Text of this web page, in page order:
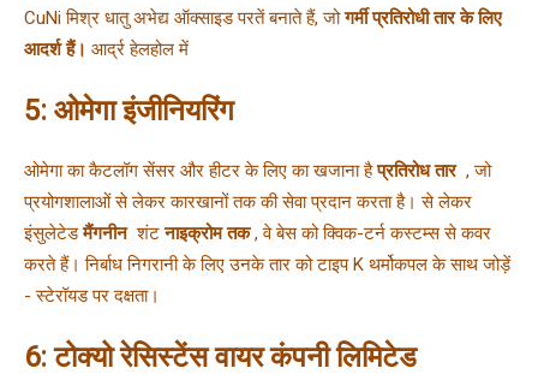
CuNi मिश्र धातु अभेद्य ऑक्साइड परतें बनाते हैं, जो गर्मी प्रतिरोधी तार के लिए
आदर्श हैं। आर्द्र हेलहोल में
5: ओमेगा इंजीनियरिंग
ओमेगा का कैटलॉग सेंसर और हीटर के लिए का खजाना है प्रतिरोध तार , जो
प्रयोगशालाओं से लेकर कारखानों तक की सेवा प्रदान करता है। से लेकर
इंसुलेटेड मैंगनीन शंट नाइक्रोम तक , वे बेस को क्विक-टर्न कस्टम्स से कवर
करते हैं। निर्बाध निगरानी के लिए उनके तार को टाइप K थर्मोकपल के साथ जोड़ें
- स्टेरॉयड पर दक्षता।
6: टोक्यो रेसिस्टेंस वायर कंपनी लिमिटेड